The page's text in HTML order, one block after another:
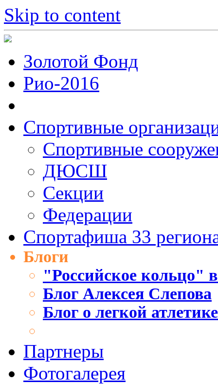
Skip to content
Золотой Фонд
Рио-2016
Спортивные
Cпортивные
ДЮСШ
Секции
Федерации
Спортафиша 33
Блоги
"Российское кольцо"
Блог Алексея Слепова
Блог о легкой
Партнеры
Фотогалерея